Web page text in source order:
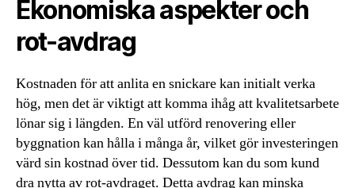
Ekonomiska aspekter och
rot-avdrag
Kostnaden för att anlita en snickare kan initialt verka
hög, men det är viktigt att komma ihåg att kvalitetsarbete
lönar sig i längden. En väl utförd renovering eller
byggnation kan hålla i många år, vilket gör investeringen
värd sin kostnad över tid. Dessutom kan du som kund
dra nytta av rot-avdraget. Detta avdrag kan minska